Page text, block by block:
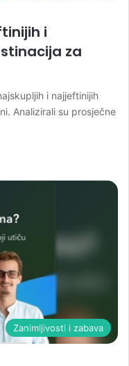
i
za
i najjeftinijih
Analizirali su prosječne
Zanimljivosti i zabava